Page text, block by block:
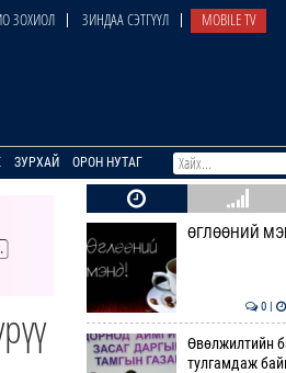
ЗОХИОЛ ЗИНДАА СЭТГҮҮЛ MOBILE TV
ЗУРХАЙ ОРОН НУТАГ
ӨГЛӨӨНИЙ
0 |
Өвөлжилтийн
тулгамдаж